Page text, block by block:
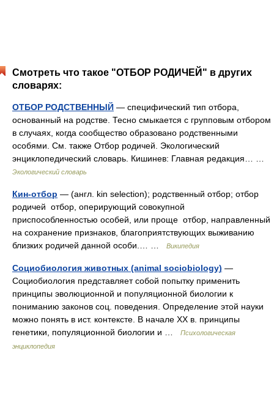
Смотреть что такое "ОТБОР РОДИЧЕЙ" в других
словарях:
ОТБОР РОДСТВЕННЫЙ — специфический тип отбора,
основанный на родстве. Тесно смыкается с групповым отбором
в случаях, когда сообщество образовано родственными
особями. См. также Отбор родичей. Экологический
энциклопедический словарь. Кишинев: Главная редакция… …
Экологический словарь
Кин-отбор — (англ. kin selection); родственный отбор; отбор
родичей отбор, оперирующий совокупной
приспособленностью особей, или проще отбор, направленный
на сохранение признаков, благоприятствующих выживанию
близких родичей данной особи.… …
Википедия
Социобиология животных (animal sociobiology) —
Социобиология представляет собой попытку применить
принципы эволюционной и популяционной биологии к
пониманию законов соц. поведения. Определение этой науки
можно понять в ист. контексте. В начале XX в. принципы
генетики, популяционной биологии и …
Психологическая
энциклопедия